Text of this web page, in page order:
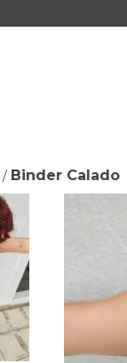
/ Binder Calado